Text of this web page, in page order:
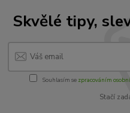
Skvělé tipy,
Souhlasím se zpracováním
Stačí